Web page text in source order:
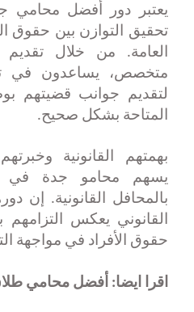
يعتبر دور أفضل محامي
تحقيق التوازن بين حقوق
العامة. من خلال تقديم
متخصص، يساعدون في
لتقديم جوانب قضيتهم
المتاحة بشكل صحيح.
بهمتهم القانونية
يسهم محامو جدة في
بالمحافل القانونية. إن
القانوني يعكس التزامهم
حقوق الأفراد في مواجهة
اقرا ايضا: أفضل محامي